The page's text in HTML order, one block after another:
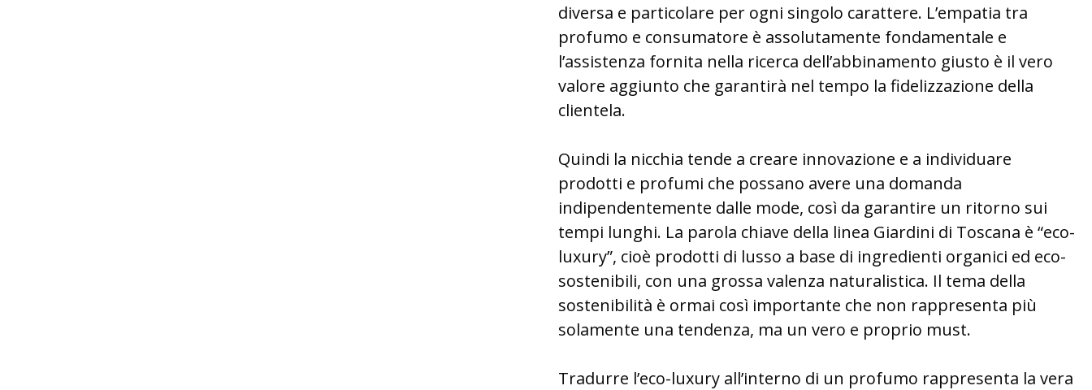
diversa e particolare per ogni singolo carattere. L’empatia tra
profumo e consumatore è assolutamente fondamentale e
l’assistenza fornita nella ricerca dell’abbinamento giusto è il vero
valore aggiunto che garantirà nel tempo la fidelizzazione della
clientela.
Quindi la nicchia tende a creare innovazione e a individuare
prodotti e profumi che possano avere una domanda
indipendentemente dalle mode, così da garantire un ritorno sui
tempi lunghi. La parola chiave della linea Giardini di Toscana è “eco-
luxury”, cioè prodotti di lusso a base di ingredienti organici ed eco-
sostenibili, con una grossa valenza naturalistica. Il tema della
sostenibilità è ormai così importante che non rappresenta più
solamente una tendenza, ma un vero e proprio must.
Tradurre l’eco-luxury all’interno di un profumo rappresenta la vera